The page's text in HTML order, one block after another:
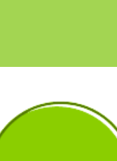
NICHT GÜNSTIG sein.